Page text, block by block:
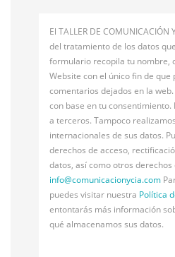
El TALLER DE
del tratamiento de los datos
formulario recopila tu nombre,
Website con el único fin de que
comentarios dejados en la
con base en tu consentimiento.
a terceros. Tampoco
internacionales de sus datos.
derechos de acceso,
datos, así como otros
info@comunicacionycia.com
puedes visitar nuestra Política
entontarás más información
qué almacenamos sus datos.